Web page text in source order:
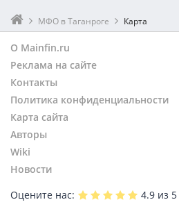
МФО в Таганроге Карта
О Mainfin.ru
Реклама на сайте
Контакты
Политика конфиденциальности
Карта сайта
Авторы
Wiki
Новости
Оцените нас:
4.9 из 5